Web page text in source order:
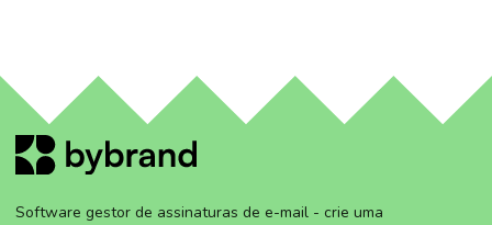
Software gestor de assinaturas de e-mail - crie uma